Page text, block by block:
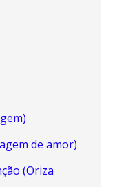
de amor)
(Oriza